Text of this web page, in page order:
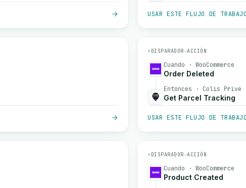
USAR ESTE FLUJO DE
⚡ DISPARADOR→ACCIÓN
Cuando · WooCommerce
Order Deleted
Entonces · Colis Prive
Get Parcel Tracking
USAR ESTE FLUJO DE
⚡ DISPARADOR→ACCIÓN
Cuando · WooCommerce
Product Created